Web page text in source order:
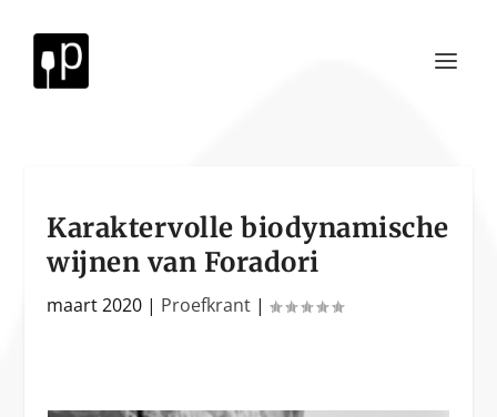
Karaktervolle biodynamische
wijnen van Foradori
maart 2020 | Proefkrant |